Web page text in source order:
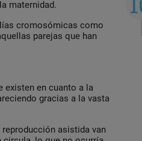
maternidad.
cromosómicas como
parejas que han
existen en cuanto a la
gracias a la vasta
asistida van